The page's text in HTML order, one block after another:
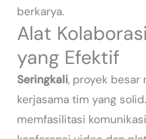
berkarya.
Alat
yang Efektif
Seringkali, proyek besar
kerjasama tim yang
memfasilitasi